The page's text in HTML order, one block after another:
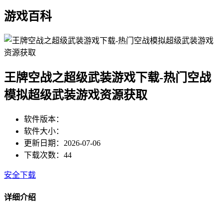
游戏百科
王牌空战之超级武装游戏下载-热门空战
模拟超级武装游戏资源获取
软件版本：
软件大小：
更新日期：2026-07-06
下载次数：44
安全下载
详细介绍